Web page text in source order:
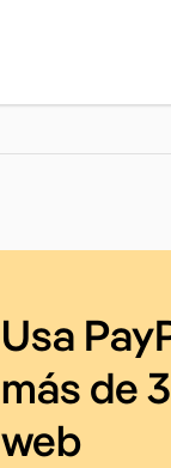
Usa
más de
web